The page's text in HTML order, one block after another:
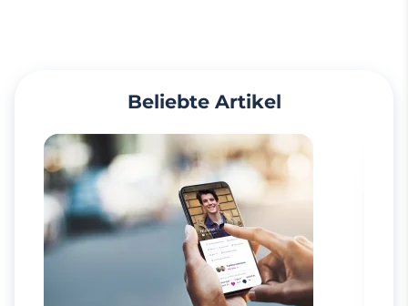
Beliebte Artikel